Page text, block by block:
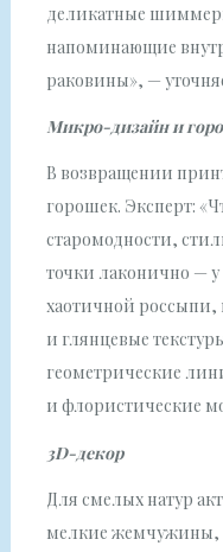
деликатные
напоминающие
раковины», —
Микро-дизайн и
В возвращении
горошек. Эксперт:
старомодности,
точки лаконично — у
хаотичной
и глянцевые
геометрические
и флористические
3D-декор
Для смелых натур
мелкие жемчужины,